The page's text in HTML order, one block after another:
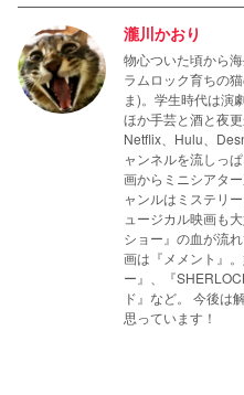
瀧川かおり
物心ついた頃から
ラムロック育ちの
ま)。学生時代は演
ほか手芸と酒と夜
Netflix、Hulu、
ャンネルを流しっ
画からミニシアタ
ャンルはミステリ
ュージカル映画も
ショー』の血が流
画は『メメント』
ー』、『
ド』など。 今後は
思っています！